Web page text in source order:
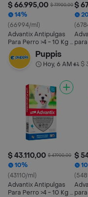
$ 66.995,00 $ 77.900,00
14%
(66994/ml)
Advantix Antipulgas
Para Perro >4 - 10 Kg 1
Pipeta
$
Puppis
Hoy, 6 AM• $
$ 43.110,00 $ 47.900,00
10%
(43110/ml)
Advantix Antipulgas
Para Perro >4 - 10 Kg 1
$